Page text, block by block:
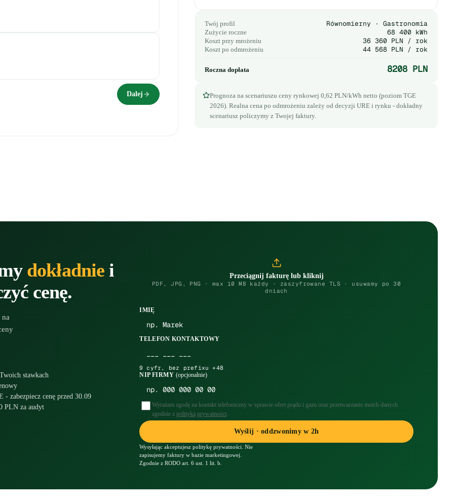
Dalej
Twój profil Równomierny · Gastronomia
Zużycie roczne 68 400 kWh
Koszt przy mrożeniu 36 360 PLN / rok
Koszt po odmrożeniu 44 568 PLN / rok
Roczna dopłata 8208 PLN
Prognoza na scenariuszu ceny rynkowej 0,62 PLN/kWh netto (poziom TGE
2026). Realna cena po odmrożeniu zależy od decyzji URE i rynku - dokładny
scenariusz policzymy z Twojej faktury.
dokładniei
cenę.
stawkach
zabezpiecz cenę przed 30.09
PLN za audyt
Przeciągnij fakturę lub kliknij
PDF, JPG, PNG · max 10 MB każdy · zaszyfrowane TLS · usuwamy po 30
dniach
IMIĘ
TELEFON KONTAKTOWY
9 cyfr, bez prefixu +48
NIP FIRMY (opcjonalnie)
Wyrażam zgodę na kontakt telefoniczny w sprawie ofert prądu i gazu oraz przetwarzanie moich danych
zgodnie zpolityką prywatności.
Wyślij · oddzwonimy w 2h
Wysyłając akceptujesz politykę prywatności. Nie
zapisujemy faktury w bazie marketingowej.
Zgodnie z RODO art. 6 ust. 1 lit. b.